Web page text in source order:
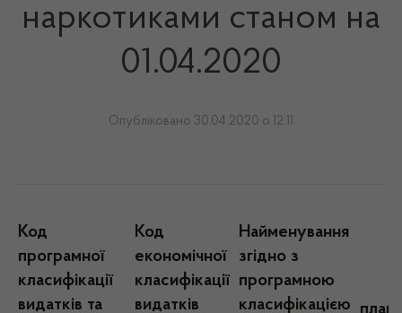
наркотиками станом на
01.04.2020
Опубліковано 30.04.2020 о 12:11
Код
програмної
класифікації
видатків та
Код
економічної
класифікації
видатків
Найменування
згідно з
програмною
класифікацією план